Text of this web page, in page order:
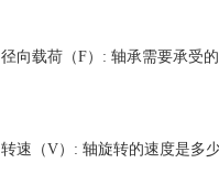
径向载荷（F）: 轴承需要承受
转速（V）: 轴旋转的速度是多